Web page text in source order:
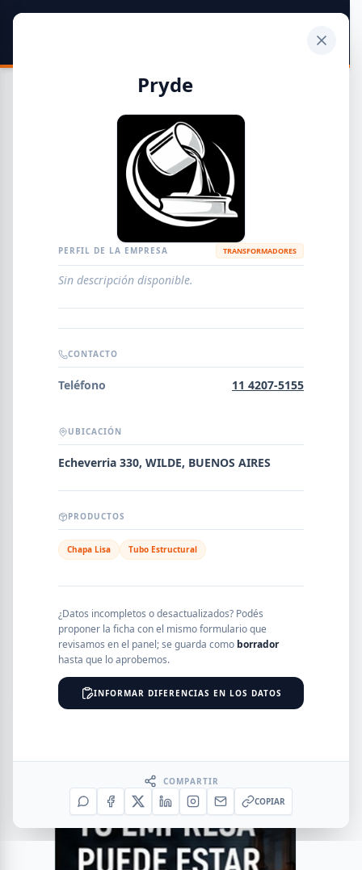
Guía de Empresas Metalúrgicas y Siderúrgicas
METALÚRGICAS
EMPRESAS AGREGAR EMPRESA
Error al cargar empresas.
NOMBRE
PROVINCIA
Pryde
PERFIL DE LA EMPRESA TRANSFORMADORES
Sin descripción disponible.
CONTACTO
Teléfono 11 4207-5155
UBICACIÓN
Echeverria 330, WILDE, BUENOS AIRES
PRODUCTOS
Chapa Lisa Tubo Estructural
¿Datos incompletos o desactualizados? Podés
proponer la ficha con el mismo formulario que
revisamos en el panel; se guarda como borrador
hasta que lo aprobemos.
INFORMAR DIFERENCIAS EN LOS DATOS
COMPARTIR
COPIAR